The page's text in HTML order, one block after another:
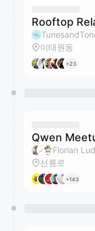
Rooftop
이태원동
+23
Qwen
선릉로
+143